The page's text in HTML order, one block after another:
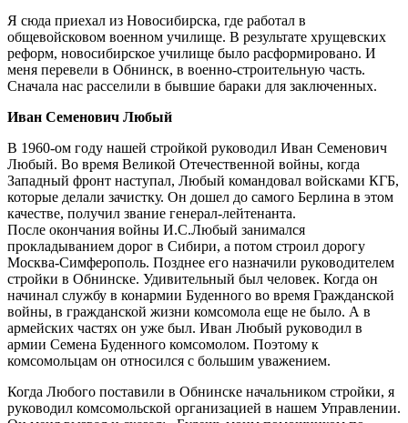
Я сюда приехал из Новосибирска, где работал в
общевойсковом военном училище. В результате хрущевских
реформ, новосибирское училище было расформировано. И
меня перевели в Обнинск, в военно-строительную часть.
Сначала нас расселили в бывшие бараки для заключенных.
Иван Семенович Любый
В 1960-ом году нашей стройкой руководил Иван Семенович
Любый. Во время Великой Отечественной войны, когда
Западный фронт наступал, Любый командовал войсками КГБ,
которые делали зачистку. Он дошел до самого Берлина в этом
качестве, получил звание генерал-лейтенанта.
После окончания войны И.С.Любый занимался
прокладыванием дорог в Сибири, а потом строил дорогу
Москва-Симферополь. Позднее его назначили руководителем
стройки в Обнинске. Удивительный был человек. Когда он
начинал службу в конармии Буденного во время Гражданской
войны, в гражданской жизни комсомола еще не было. А в
армейских частях он уже был. Иван Любый руководил в
армии Семена Буденного комсомолом. Поэтому к
комсомольцам он относился с большим уважением.
Когда Любого поставили в Обнинске начальником стройки, я
руководил комсомольской организацией в нашем Управлении.